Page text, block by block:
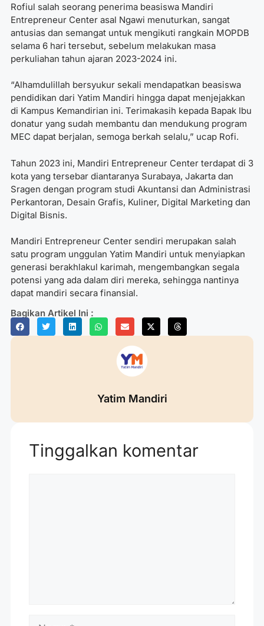
Rofiul salah seorang penerima beasiswa Mandiri
Entrepreneur Center asal Ngawi menuturkan, sangat
antusias dan semangat untuk mengikuti rangkain MOPDB
selama 6 hari tersebut, sebelum melakukan masa
perkuliahan tahun ajaran 2023-2024 ini.
“Alhamdulillah bersyukur sekali mendapatkan beasiswa
pendidikan dari Yatim Mandiri hingga dapat menjejakkan
di Kampus Kemandirian ini. Terimakasih kepada Bapak Ibu
donatur yang sudah membantu dan mendukung program
MEC dapat berjalan, semoga berkah selalu,” ucap Rofi.
Tahun 2023 ini, Mandiri Entrepreneur Center terdapat di 3
kota yang tersebar diantaranya Surabaya, Jakarta dan
Sragen dengan program studi Akuntansi dan Administrasi
Perkantoran, Desain Grafis, Kuliner, Digital Marketing dan
Digital Bisnis.
Mandiri Entrepreneur Center sendiri merupakan salah
satu program unggulan Yatim Mandiri untuk menyiapkan
generasi berakhlakul karimah, mengembangkan segala
potensi yang ada dalam diri mereka, sehingga nantinya
dapat mandiri secara finansial.
Bagikan Artikel Ini :
Yatim Mandiri
Tinggalkan komentar